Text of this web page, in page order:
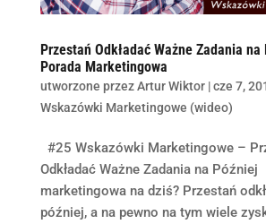
Przestań Odkładać Ważne Zadania
Porada Marketingowa
utworzone przezArtur Wiktor|cze 7,
Wskazówki Marketingowe (wideo)
#25 Wskazówki Marketingowe –
Odkładać Ważne Zadania na Później
marketingowa na dziś? Przestań
później, a na pewno na tym wiele